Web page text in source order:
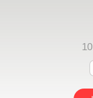
10